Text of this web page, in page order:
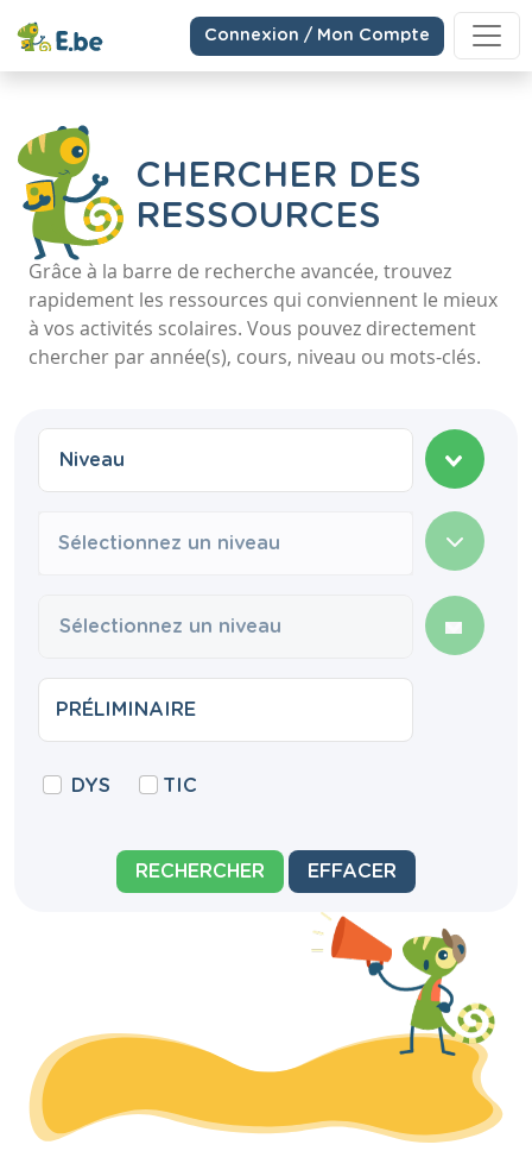
Connexion / Mon Compte
CHERCHER DES
RESSOURCES
Grâce à la barre de recherche avancée, trouvez
rapidement les ressources qui conviennent le mieux
à vos activités scolaires. Vous pouvez directement
chercher par année(s), cours, niveau ou mots-clés.
Sélectionnez un niveau
DYS TIC
RECHERCHER EFFACER